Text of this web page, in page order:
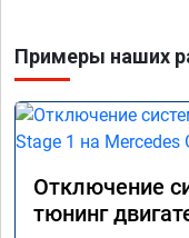
Примеры наших
Отключение
тюнинг